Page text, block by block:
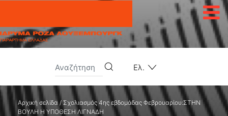
Ελ.
Αρχική σελίδα /Σχολιασμός 4ης εβδομάδας Φεβρουαρίου:ΣΤΗΝ
ΒΟΥΛΗ Η ΥΠΟΘΕΣΗ ΛΙΓΝΑΔΗ